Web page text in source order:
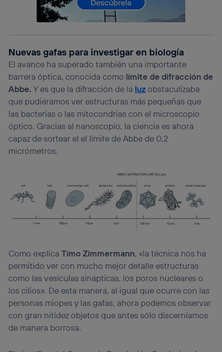
Nuevas gafas para investigar en biología
El avance ha superado también una importante
barrera óptica, conocida como límite de difracción de
Abbe.Y es que la difracción de la luzobstaculizaba
que pudiéramos ver estructuras más pequeñas que
las bacterias o las mitocondrias con el microscopio
óptico. Gracias al nanoscopio, la ciencia es ahora
capaz de sortear el el límite de Abbe de 0,2
micrómetros.
Como explicaTimo Zimmermann, «la técnica nos ha
permitido ver con mucho mejor detalle estructuras
como las vesículas sinápticas, los poros nucleares o
los cilios». De esta manera, al igual que ocurre con las
personas miopes y las gafas, ahora podemos observar
con gran nitidez objetos que antes sólo discerníamos
de manera borrosa.
Este identificador se asigna a la conexión de internet, por
lo que cualquier persona que conecte su dispositivo y
consienta el uso de la tecnología recibirá el mismo
Si utilizas unaconexión de banda ancha(p. ej., Wi-Fi),
el marketing o análisis se realizará en función de las
actividades de navegación de los miembros del hogar
que hayan dado su consentimiento.
Si utilizas
datos móviles
, el marketing será más
personalizado, ya que se basará únicamente en la
navegación del usuario del móvil.
Puedes gestionar los consentimientos Utiq seleccionando
“Administrar Utiq” en la parte inferior de esta página web o
visitando el
(“consenthub”)